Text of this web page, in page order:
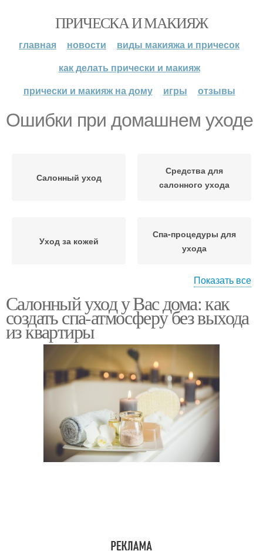
ПРИЧЕСКА И МАКИЯЖ
главная новости
виды макияжа и причесок
как делать прически и макияж
прически и макияж на дому
игры отзывы
Ошибки при домашнем уходе
Салонный уход
Средства для
салонного ухода
Уход за кожей
Спа-процедуры для
ухода
Средства для ухода
ухода
Уход за жирной кожей
домашнего ухода
Домашний уход Уход по сравнению
Показать все
Салонный уход у Вас дома: как
создать спа-атмосферу без выхода
из квартиры